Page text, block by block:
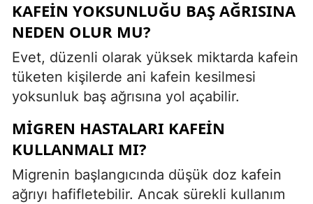
KAFEIN YOKSUNLUĞU BAŞ AĞRISINA
NEDEN OLUR MU?
Evet, düzenli olarak yüksek miktarda kafein
tüketen kişilerde ani kafein kesilmesi
yoksunluk baş ağrısına yol açabilir.
MIGREN HASTALARI KAFEIN
KULLANMALI MI?
Migrenin başlangıcında düşük doz kafein
ağrıyı hafifletebilir. Ancak sürekli kullanım